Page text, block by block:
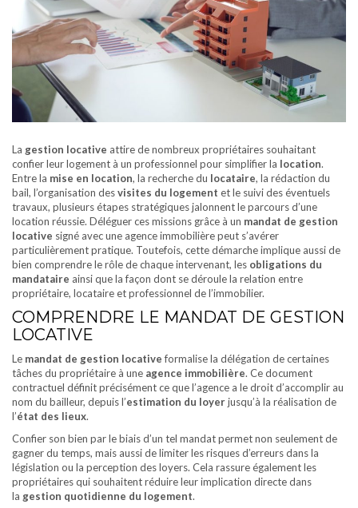
La gestion locative attire de nombreux propriétaires souhaitant
confier leur logement à un professionnel pour simplifier la location.
Entre la mise en location, la recherche du locataire, la rédaction du
bail, l’organisation desvisites du logement et le suivi des éventuels
travaux, plusieurs étapes stratégiques jalonnent le parcours d’une
location réussie. Déléguer ces missions grâce à un mandat de gestion
locative signé avec une agence immobilière peut s’avérer
particulièrement pratique. Toutefois, cette démarche implique aussi de
bien comprendre le rôle de chaque intervenant, les obligations du
mandataire ainsi que la façon dont se déroule la relation entre
propriétaire, locataire et professionnel de l’immobilier.
COMPRENDRE LE MANDAT DE GESTION
LOCATIVE
Le mandat de gestion locativeformalise la délégation de certaines
tâches du propriétaire à une agence immobilière. Ce document
contractuel définit précisément ce que l’agence a le droit d’accomplir au
nom du bailleur, depuis l’estimation du loyerjusqu’à la réalisation de
l’état des lieux.
Confier son bien par le biais d’un tel mandat permet non seulement de
gagner du temps, mais aussi de limiter les risques d’erreurs dans la
législation ou la perception des loyers. Cela rassure également les
propriétaires qui souhaitent réduire leur implication directe dans
la gestion quotidienne du logement.